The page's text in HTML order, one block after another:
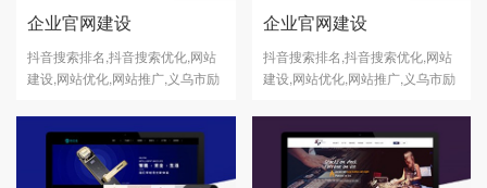
企业官网建设
抖音搜索排名,抖音搜索优化,网站
建设,网站优化,网站推广,义乌市励
企业官网建设
抖音搜索排名,抖音搜索优化,网站
建设,网站优化,网站推广,义乌市励